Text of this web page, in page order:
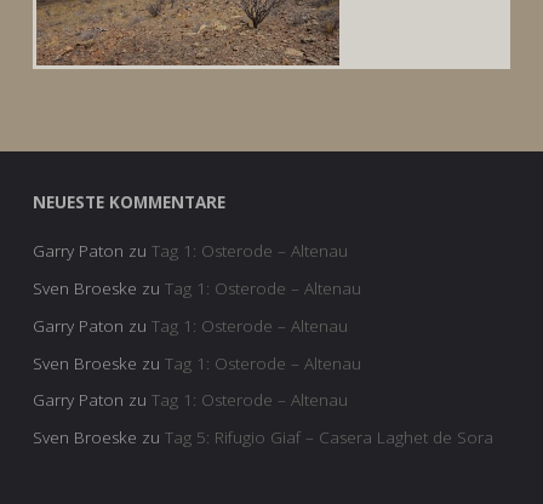
NEUESTE KOMMENTARE
Garry Paton zu Tag 1: Osterode – Altenau
Sven Broeske zu Tag 1: Osterode – Altenau
Garry Paton zu Tag 1: Osterode – Altenau
Sven Broeske zu Tag 1: Osterode – Altenau
Garry Paton zu Tag 1: Osterode – Altenau
Sven Broeske zu Tag 5: Rifugio Giaf – Casera Laghet de Sora